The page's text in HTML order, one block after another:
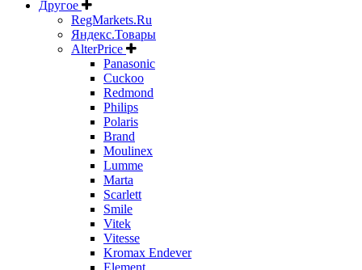
Другое
RegMarkets.Ru
Яндекс.Товары
AlterPrice
Panasonic
Cuckoo
Redmond
Philips
Polaris
Brand
Moulinex
Lumme
Marta
Scarlett
Smile
Vitek
Vitesse
Kromax Endever
Element